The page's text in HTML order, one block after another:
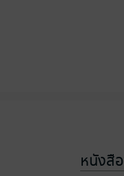
หนังสื